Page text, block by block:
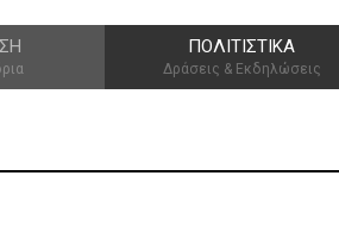
ΠΟΛΙΤΙΣΤΙΚΆ
Δράσεις & Εκδηλώσεις